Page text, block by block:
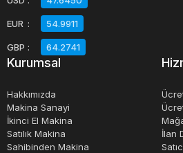
geri bildirimlerini kontrol etmek,
güvenilirliği hakkında bilgi
Garanti ve Servis: İkinci el
önemlidir.Yeni otomasyon ürünleri,
sahip olmaları ve genellikle daha
süresine sahip olmaları nedeniyle
EUR : 54.9911
GBP : 64.2741
Kurumsal
Hakkımızda
Makina Sanayi
İkinci El Makina
Satılık Makina
Sahibinden Makina
İlan